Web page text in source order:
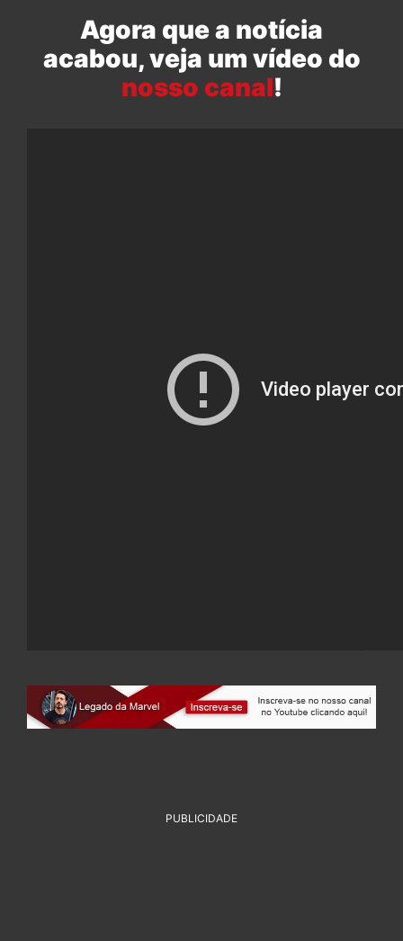
Agora que a notícia
acabou, veja um vídeo do
nosso canal!
PUBLICIDADE